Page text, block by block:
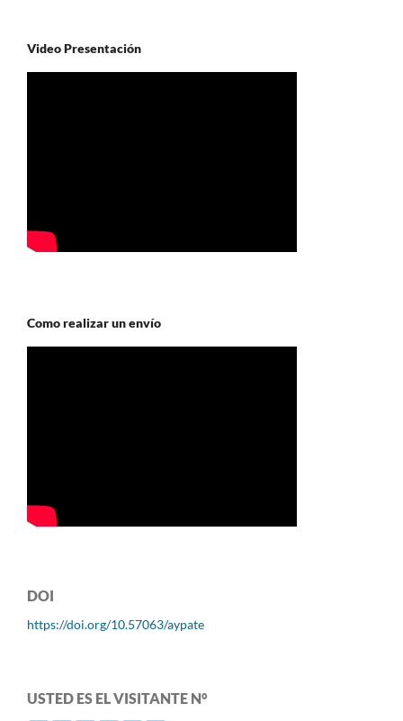
Video Presentación
Como realizar un envío
DOI
https://doi.org/10.57063/aypate
USTED ES EL VISITANTE N°